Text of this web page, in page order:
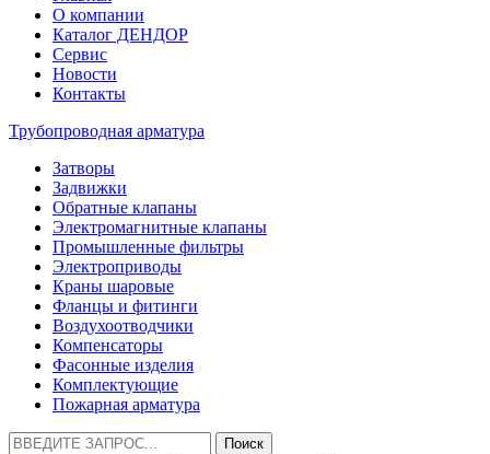
О компании
Каталог ДЕНДОР
Сервис
Новости
Контакты
Трубопроводная арматура
Затворы
Задвижки
Обратные клапаны
Электромагнитные клапаны
Промышленные фильтры
Электроприводы
Краны шаровые
Фланцы и фитинги
Воздухоотводчики
Компенсаторы
Фасонные изделия
Комплектующие
Пожарная арматура
Найти: